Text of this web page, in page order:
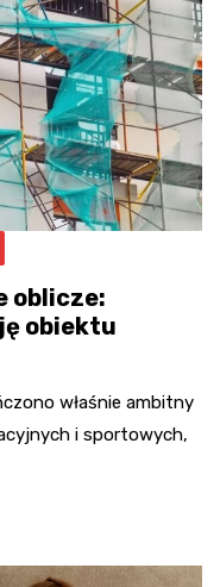
oblicze:
obiektu
właśnie ambitny
i sportowych,